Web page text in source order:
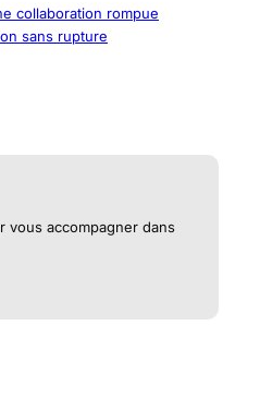
collaboration rompue
sans rupture
vous accompagner dans